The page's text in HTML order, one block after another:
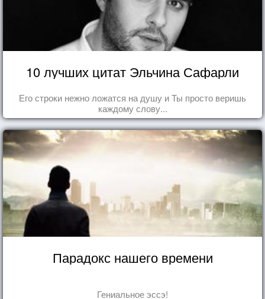
10 лучших цитат Эльчина Сафарли
Его строки нежно ложатся на душу и Ты просто веришь
каждому слову...
Парадокс нашего времени
Гениальное эссэ!